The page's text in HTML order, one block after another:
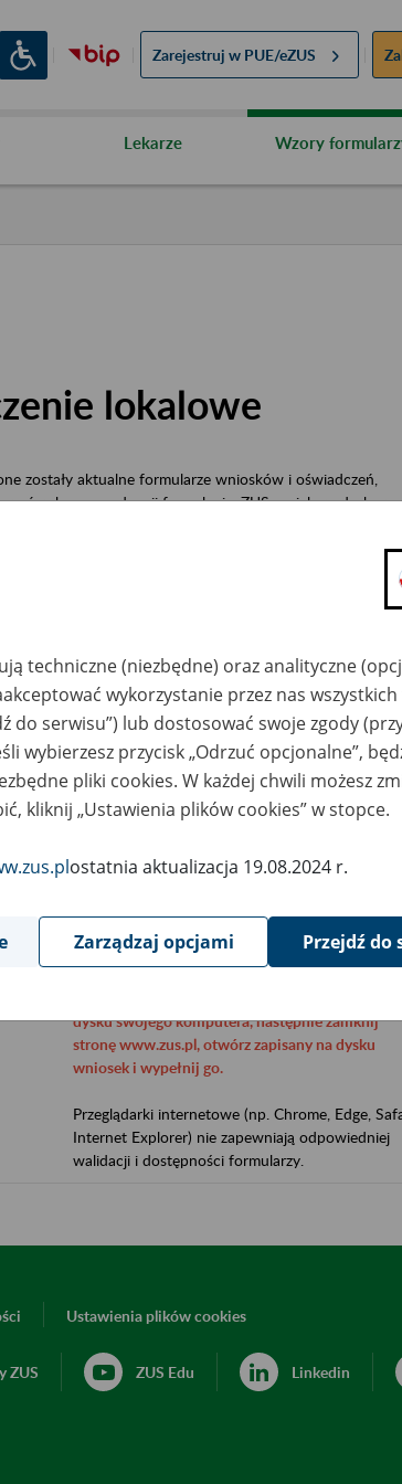
Zarejestruj w PUE/eZUS
Lekarze Wzory
lokalowe
zostały aktualne formularze wniosków i oświadczeń,
w korespondencji formalnej z ZUS po ich
Wniosek RSL
Wniosek o świadczenie lokalowe przeznaczone
naprawę szkód powstałych w tym lokalu w
powodzi.
Publikacja formularza: 16 czerwca 2025 r.
lokalowe przeznaczone na naprawę szkód
powstałych w tym lokalu w wyniku powodzi"
WAŻNE!
dysku swojego komputera, następnie zamknij
stronę www.zus.pl, otwórz zapisany na dysku
wniosek i wypełnij go.
Przeglądarki internetowe (np. Chrome, Edge,
Internet Explorer) nie zapewniają odpowiedniej
walidacji i dostępności formularzy.
Ustawienia plików cookies
ZUS ZUS Edu Linkedin
techniczne (niezbędne) oraz analityczne
wykorzystanie przez nas
do serwisu”) lub dostosować swoje zgody
wybierzesz przycisk „Odrzuć opcjonalne”,
pliki cookies. W każdej chwili możesz
kliknij „Ustawienia plików cookies” w stopce.
ostatnia aktualizacja 19.08.2024 r.
Zarządzaj opcjami Przejdź do